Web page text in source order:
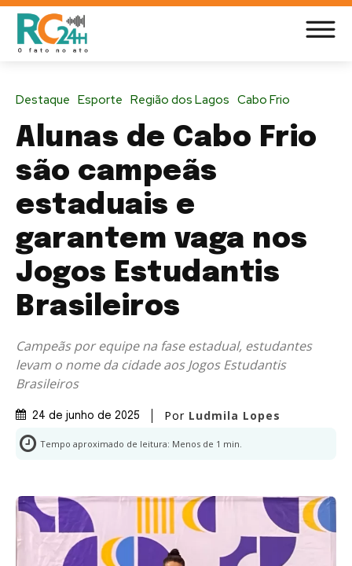
Destaque Esporte Região dos Lagos Cabo Frio
Alunas de Cabo Frio
são campeãs
estaduais e
garantem vaga nos
Jogos Estudantis
Brasileiros
Campeãs por equipe na fase estadual, estudantes
levam o nome da cidade aos Jogos Estudantis
Brasileiros
24 de junho de 2025 Por Ludmila Lopes
Tempo aproximado de leitura: Menos de 1 min.